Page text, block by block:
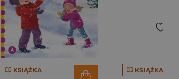
KSIĄŻKA KSIĄŻKA